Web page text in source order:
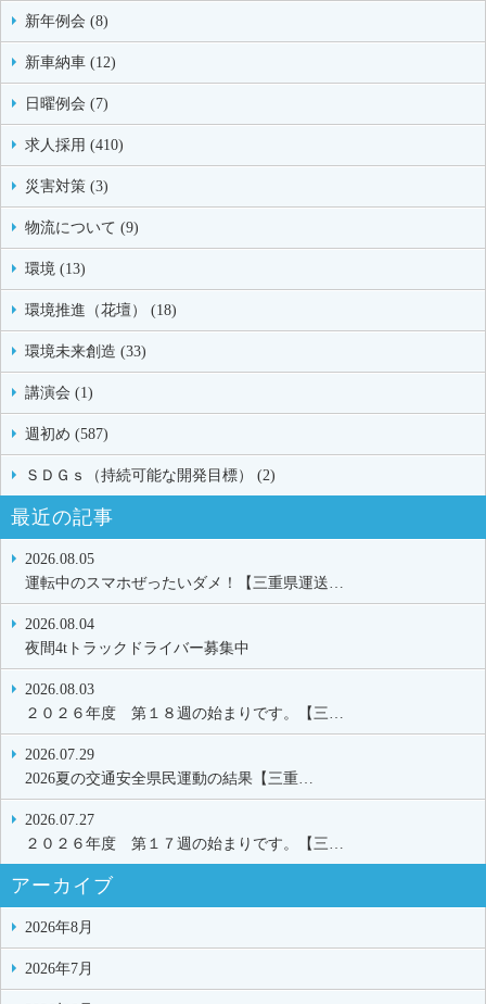
新年例会 (8)
新車納車 (12)
日曜例会 (7)
求人採用 (410)
災害対策 (3)
物流について (9)
環境 (13)
環境推進（花壇） (18)
環境未来創造 (33)
講演会 (1)
週初め (587)
ＳＤＧｓ（持続可能な開発目標） (2)
最近の記事
2026.08.05
運転中のスマホぜったいダメ！【三重県運送…
2026.08.04
夜間4tトラックドライバー募集中
2026.08.03
２０２６年度 第１８週の始まりです。【三…
2026.07.29
2026夏の交通安全県民運動の結果【三重…
2026.07.27
２０２６年度 第１７週の始まりです。【三…
アーカイブ
2026年8月
2026年7月